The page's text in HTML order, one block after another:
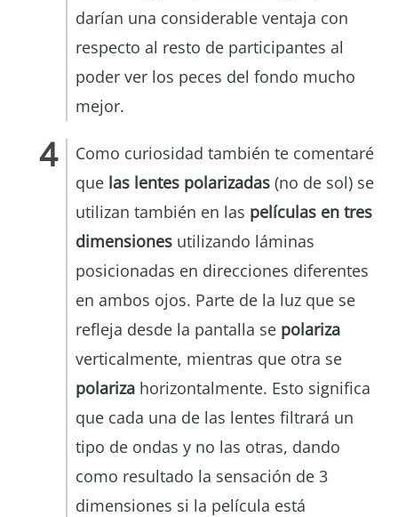
darían una considerable ventaja con
respecto al resto de participantes al
poder ver los peces del fondo mucho
mejor.
Como curiosidad también te comentaré
que las lentes polarizadas (no de sol) se
utilizan también en las películas en tres
dimensiones utilizando láminas
posicionadas en direcciones diferentes
en ambos ojos. Parte de la luz que se
refleja desde la pantalla se polariza
verticalmente, mientras que otra se
polariza horizontalmente. Esto significa
que cada una de las lentes filtrará un
tipo de ondas y no las otras, dando
como resultado la sensación de 3
dimensiones si la película está